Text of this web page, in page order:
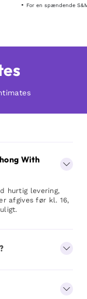
For en spændende
With
hurtig levering,
afgives før kl. 16,